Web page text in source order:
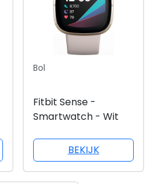
Bol
Fitbit Sense -
Smartwatch - Wit
BEKIJK